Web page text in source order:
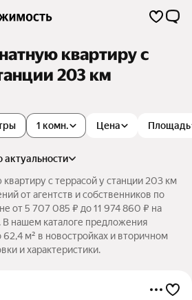
квартиру с
203 км
1 комн. Цена Площадь
актуальности
с террасой у станции 203 км
от агентств и собственников по
от 5 707 085 ₽ до 11 974 860 ₽ на
нашем каталоге предложения
м² в новостройках и вторичном
и характеристики.